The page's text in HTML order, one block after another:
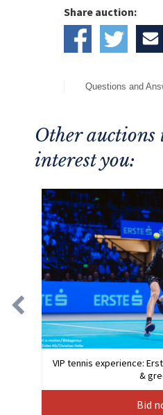
Share auction:
Questions and
Other auctions
interest you:
VIP tennis experience:
&
Bid